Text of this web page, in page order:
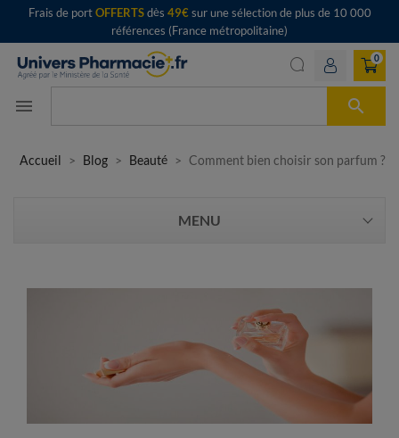
Frais de portOFFERTSdès 49€sur une sélection de plus de 10 000
références (France métropolitaine)
menu 
0
Accueil Blog Beauté Comment bien choisir son parfum ?
MENU